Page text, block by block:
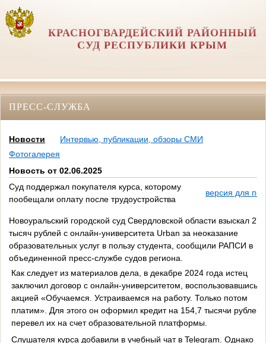
КРАСНОГВАРДЕЙСКИЙ РАЙОННЫЙ
СУД РЕСПУБЛИКИ КРЫМ
ПРЕСС-СЛУЖБА
Новости
Интервью, публикации, обзоры СМИ
Фотогалерея
Новость от 02.06.2025
Суд поддержал покупателя курса, которому
пообещали оплату после трудоустройства
версия для
Новоуральский городской суд Свердловской области взыскал 278
тысяч рублей с онлайн-университета Urban за неоказание
образовательных услуг в пользу студента, сообщили РАПСИ в
объединенной пресс-службе судов региона.
Как следует из материалов дела, в декабре 2024 года истец
заключил договор с онлайн-университетом, воспользовавшись
акцией «Обучаемся. Устраиваемся на работу. Только потом
платим». Для этого он оформил кредит на 154,7 тысячи рублей
перевел их на счет образовательной платформы.
Слушателя курса добавили в учебный чат в Telegram. Однако